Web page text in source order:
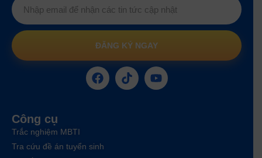
ĐĂNG KÝ NGAY
Công cụ
Trắc nghiệm MBTI
Tra cứu đề án tuyển sinh